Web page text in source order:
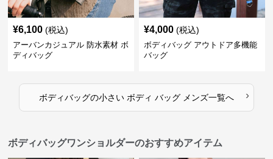
¥6,100 (税込)
アーバンカジュアル 防水素材 ボ
ディバッグ
¥4,000 (税込)
ボディバッグ アウトドア多機能
バッグ
ボディバッグの小さい ボディ バッグ メンズ一覧へ ›
ボディバッグワンショルダーのおすすめアイテム